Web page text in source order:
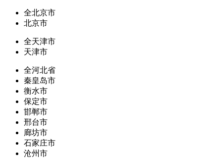
全北京市
北京市
全天津市
天津市
全河北省
秦皇岛市
衡水市
保定市
邯郸市
邢台市
廊坊市
石家庄市
沧州市